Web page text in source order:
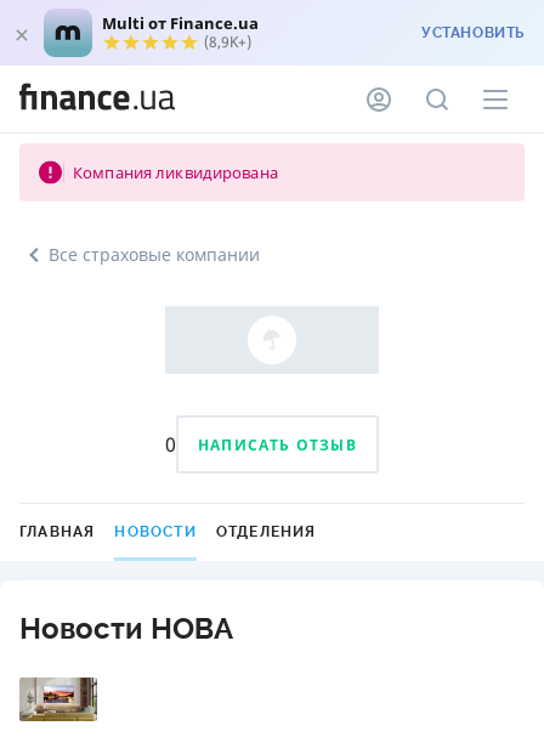
Multi от Finance.ua
(8,9K+) УСТАНОВИТЬ
Компания ликвидирована
Все страховые компании
0 НАПИСАТЬ ОТЗЫВ
ГЛАВНАЯ НОВОСТИ ОТДЕЛЕНИЯ
Новости НОВА